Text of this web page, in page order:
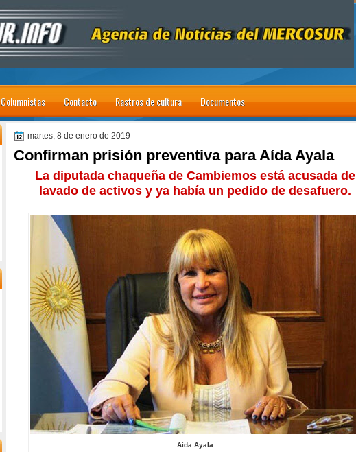
Columnistas Contacto Rastros de cultura Documentos
martes, 8 de enero de 2019
Confirman prisión preventiva para Aída Ayala
La diputada chaqueña de Cambiemos está acusada de
lavado de activos y ya había un pedido de desafuero.
Aída Ayala